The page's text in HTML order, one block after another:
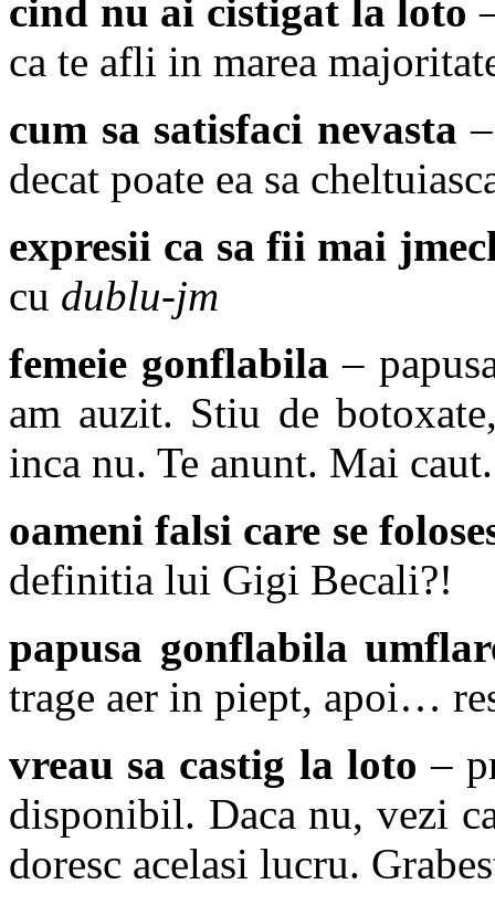
cind nu ai cistigat la loto
ca te afli in marea
cum sa satisfaci nevasta
decat poate ea sa
expresii ca sa fii mai
cu dublu-jm
femeie gonflabila –
am auzit. Stiu de
inca nu. Te anunt. Mai caut.
oameni falsi care se
definitia lui Gigi Becali?!
papusa gonflabila
trage aer in piept, apoi…
vreau sa castig la loto –
disponibil. Daca nu, vezi
doresc acelasi lucru.